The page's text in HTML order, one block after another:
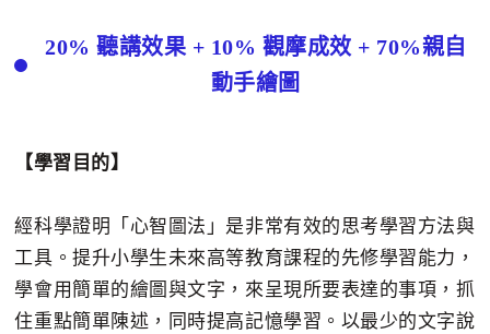
20% 聽講效果 + 10% 觀摩成效 + 70%親自
動手繪圖
【學習目的】
經科學證明「心智圖法」是非常有效的思考學習方法與
工具。提升小學生未來高等教育課程的先修學習能力，
學會用簡單的繪圖與文字，來呈現所要表達的事項，抓
住重點簡單陳述，同時提高記憶學習。以最少的文字說